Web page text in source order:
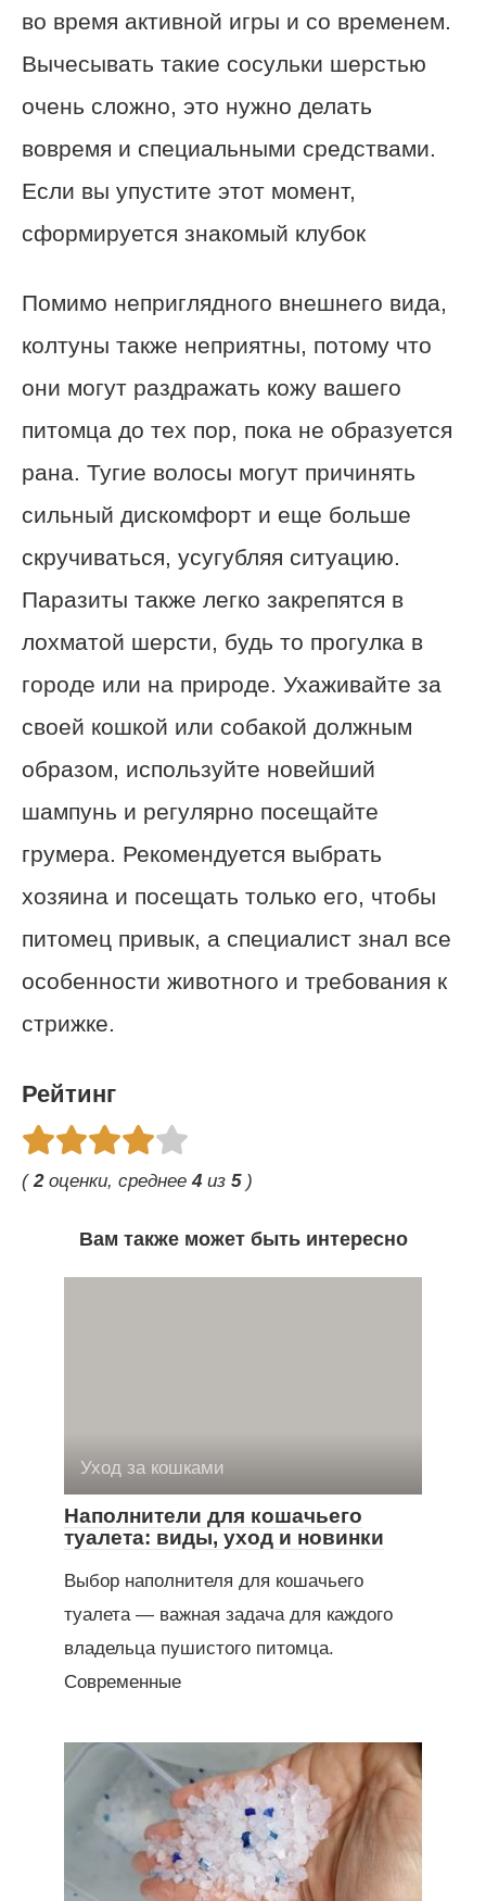
во время активной игры и со временем.
Вычесывать такие сосульки шерстью
очень сложно, это нужно делать
вовремя и специальными средствами.
Если вы упустите этот момент,
сформируется знакомый клубок
Помимо неприглядного внешнего вида,
колтуны также неприятны, потому что
они могут раздражать кожу вашего
питомца до тех пор, пока не образуется
рана. Тугие волосы могут причинять
сильный дискомфорт и еще больше
скручиваться, усугубляя ситуацию.
Паразиты также легко закрепятся в
лохматой шерсти, будь то прогулка в
городе или на природе. Ухаживайте за
своей кошкой или собакой должным
образом, используйте новейший
шампунь и регулярно посещайте
грумера. Рекомендуется выбрать
хозяина и посещать только его, чтобы
питомец привык, а специалист знал все
особенности животного и требования к
стрижке.
Рейтинг
(2оценки, среднее4 из 5)
Вам также может быть интересно
Уход за кошками
Наполнители для кошачьего
туалета: виды, уход и новинки
Выбор наполнителя для кошачьего
туалета — важная задача для каждого
владельца пушистого питомца.
Современные